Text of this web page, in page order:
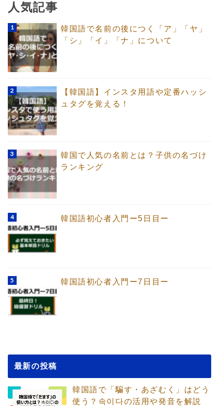
人気記事
韓国語で名前の後につく「ア」「ヤ」
「シ」「イ」「ナ」について
【韓国語】インスタ用語や定番ハッシ
ュタグを覚える！
韓国で人気の名前とは？子供の名づけ
ランキング
韓国語初心者入門ー5日目ー
韓国語初心者入門ー7日目ー
最新の投稿
韓国語で「騙す・あざむく」はどう
使う？속이다の活用や発音を解説